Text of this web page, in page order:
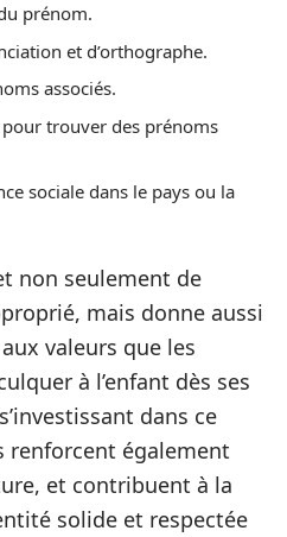
prénom.
et d’orthographe.
associés.
trouver des prénoms
sociale dans le pays ou la
non seulement de
mais donne aussi
valeurs que les
à l’enfant dès ses
dans ce
renforcent également
et contribuent à la
solide et respectée